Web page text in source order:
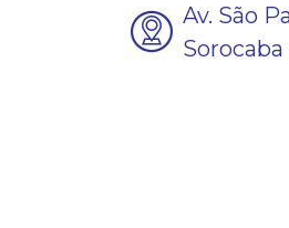
Av. São
Sorocaba